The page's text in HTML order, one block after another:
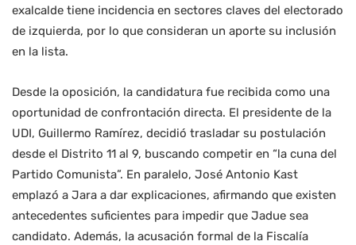
exalcalde tiene incidencia en sectores claves del electorado
de izquierda, por lo que consideran un aporte su inclusión
en la lista.
Desde la oposición, la candidatura fue recibida como una
oportunidad de confrontación directa. El presidente de la
UDI, Guillermo Ramírez, decidió trasladar su postulación
desde el Distrito 11 al 9, buscando competir en “la cuna del
Partido Comunista”. En paralelo, José Antonio Kast
emplazó a Jara a dar explicaciones, afirmando que existen
antecedentes suficientes para impedir que Jadue sea
candidato. Además, la acusación formal de la Fiscalía